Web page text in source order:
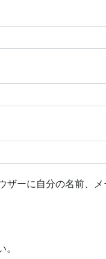
ザーに自分の名前、メ
。